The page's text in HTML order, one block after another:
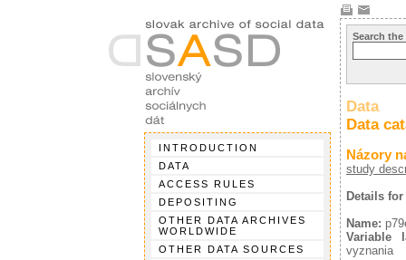
INTRODUCTION
DATA
ACCESS RULES
DEPOSITING
OTHER DATA ARCHIVES
WORLDWIDE
OTHER DATA SOURCES
Search the
Data
Data
Názory
study
Details
Name:
Variable
vyznania